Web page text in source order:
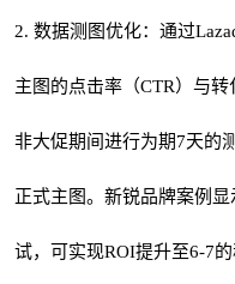
2. 数据测图优化：通过
主图的点击率（CTR）与
非大促期间进行为期7天的
正式主图。新锐品牌案例
试，可实现ROI提升至6-7的